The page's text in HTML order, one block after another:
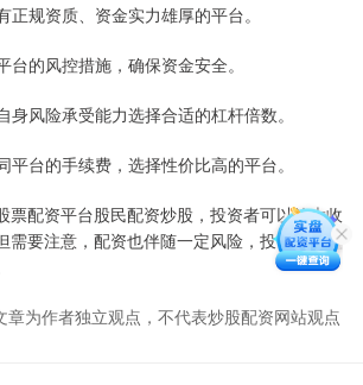
正规资质、资金实力雄厚的平台。
台的风控措施，确保资金安全。
身风险承受能力选择合适的杠杆倍数。
平台的手续费，选择性价比高的平台。
票配资平台股民配资炒股，投资者可以放大收
需要注意，配资也伴随一定风险，投资者应谨
章为作者独立观点，不代表炒股配资网站观点